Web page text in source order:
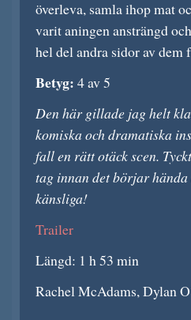
överleva, samla ihop mat
varit aningen ansträngd
hel del andra sidor av dem
Betyg: 4 av 5
Den här gillade jag helt
komiska och dramatiska
fall en rätt otäck scen.
tag innan det börjar
känsliga!
Trailer
Längd: 1 h 53 min
Rachel McAdams, Dylan